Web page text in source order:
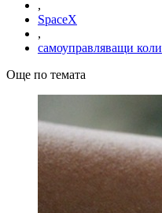
,
SpaceX
,
самоуправляващи коли
Още по темата